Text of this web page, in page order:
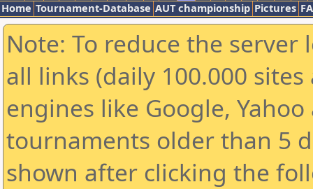
Home Tournament-Database AUT championship Pictures
Note: To reduce the
all links (daily 100.000
engines like Google,
tournaments older than 5
shown after clicking the